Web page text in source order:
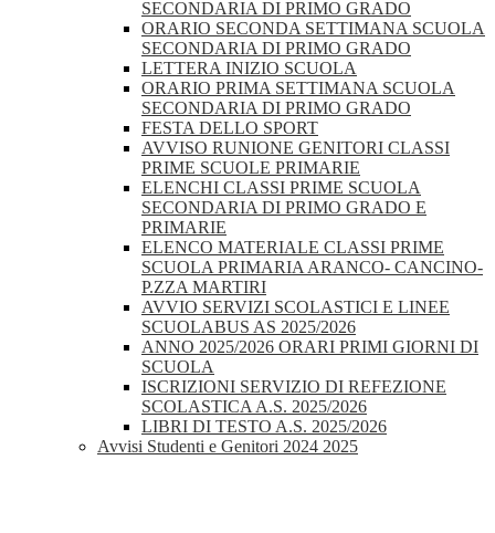
SECONDARIA DI PRIMO GRADO
ORARIO SECONDA SETTIMANA SCUOLA
SECONDARIA DI PRIMO GRADO
LETTERA INIZIO SCUOLA
ORARIO PRIMA SETTIMANA SCUOLA
SECONDARIA DI PRIMO GRADO
FESTA DELLO SPORT
AVVISO RUNIONE GENITORI CLASSI
PRIME SCUOLE PRIMARIE
ELENCHI CLASSI PRIME SCUOLA
SECONDARIA DI PRIMO GRADO E
PRIMARIE
ELENCO MATERIALE CLASSI PRIME
SCUOLA PRIMARIA ARANCO- CANCINO-
P.ZZA MARTIRI
AVVIO SERVIZI SCOLASTICI E LINEE
SCUOLABUS AS 2025/2026
ANNO 2025/2026 ORARI PRIMI GIORNI DI
SCUOLA
ISCRIZIONI SERVIZIO DI REFEZIONE
SCOLASTICA A.S. 2025/2026
LIBRI DI TESTO A.S. 2025/2026
Avvisi Studenti e Genitori 2024 2025